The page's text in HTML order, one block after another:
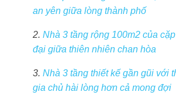
an yên giữa lòng thành phố
2. Nhà 3 tầng rộng 100m2 của
đại giữa thiên nhiên chan hòa
3. Nhà 3 tầng thiết kế gần gũi với
gia chủ hài lòng hơn cả mong đợi